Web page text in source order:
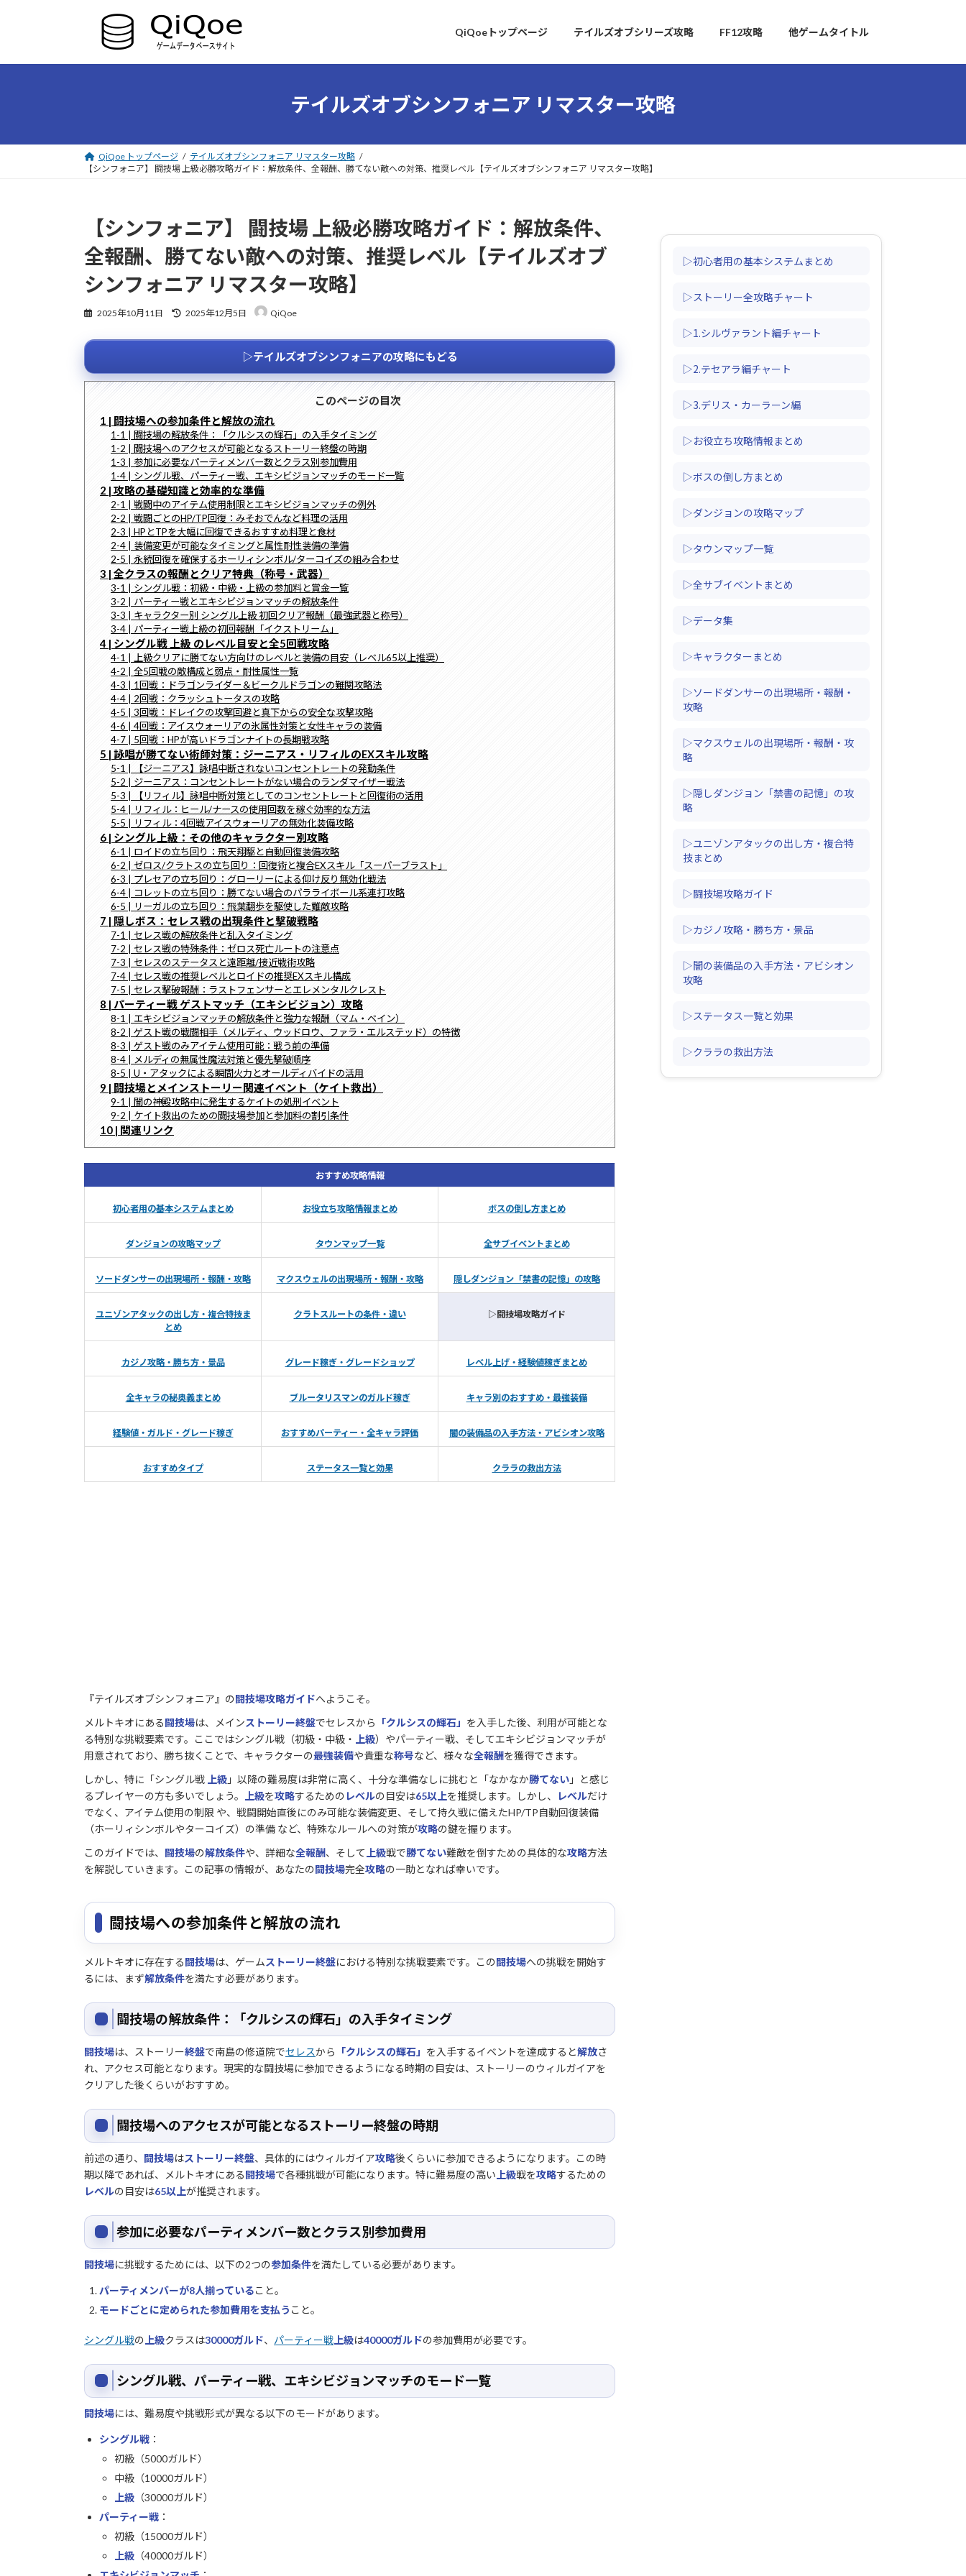
ツ
シ
QiQoeトップページ テイルズオブシリーズ攻略 FF12攻略 他ゲームタイトル
テイルズオブシンフォニア リマスター攻略
QiQoe トップページ
テイルズオブシンフォニア リマスター攻略
【シンフォニア】 闘技場 上級必勝攻略ガイド：解放条件、全報酬、勝てない敵への対策、推奨レベル【テイルズオブシンフォニア リマスター攻略】
【シンフォニア】 闘技場 上級必勝攻略ガイド：解放条件、
全報酬、勝てない敵への対策、推奨レベル【テイルズオブ
シンフォニア リマスター攻略】
2025年10月11日
最
時
:
2025年12月5日 QiQoe
▷テイルズオブシンフォニアの攻略にもどる
このページの目次
1 | 闘技場への参加条件と解放の流れ
1-1 | 闘技場の解放条件：「クルシスの輝石」の入手タイミング
1-2 | 闘技場へのアクセスが可能となるストーリー終盤の時期
1-3 | 参加に必要なパーティメンバー数とクラス別参加費用
1-4 | シングル戦、パーティー戦、エキシビジョンマッチのモード一覧
2 | 攻略の基礎知識と効率的な準備
2-1 | 戦闘中のアイテム使用制限とエキシビジョンマッチの例外
2-2 | 戦闘ごとのHP/TP回復：みそおでんなど料理の活用
2-3 | HPとTPを大幅に回復できるおすすめ料理と食材
2-4 | 装備変更が可能なタイミングと属性耐性装備の準備
2-5 | 永続回復を確保するホーリィシンボル/ターコイズの組み合わせ
3 | 全クラスの報酬とクリア特典（称号・武器）
3-1 | シングル戦：初級・中級・上級の参加料と賞金一覧
3-2 | パーティー戦とエキシビジョンマッチの解放条件
3-3 | キャラクター別 シングル上級 初回クリア報酬（最強武器と称号）
3-4 | パーティー戦上級の初回報酬「イクストリーム」
4 | シングル戦 上級 のレベル目安と全5回戦攻略
4-1 | 上級クリアに勝てない方向けのレベルと装備の目安（レベル65以上推奨）
4-2 | 全5回戦の敵構成と弱点・耐性属性一覧
4-3 | 1回戦：ドラゴンライダー＆ビークルドラゴンの難関攻略法
4-4 | 2回戦：クラッシュトータスの攻略
4-5 | 3回戦：ドレイクの攻撃回避と真下からの安全な攻撃攻略
4-6 | 4回戦：アイスウォーリアの氷属性対策と女性キャラの装備
4-7 | 5回戦：HPが高いドラゴンナイトの長期戦攻略
5 | 詠唱が勝てない術師対策：ジーニアス・リフィルのEXスキル攻略
5-1 | 【ジーニアス】詠唱中断されないコンセントレートの発動条件
5-2 | ジーニアス：コンセントレートがない場合のランダマイザー戦法
5-3 | 【リフィル】詠唱中断対策としてのコンセントレートと回復術の活用
5-4 | リフィル：ヒール/ナースの使用回数を稼ぐ効率的な方法
5-5 | リフィル：4回戦アイスウォーリアの無効化装備攻略
6 | シングル上級：その他のキャラクター別攻略
6-1 | ロイドの立ち回り：飛天翔駆と自動回復装備攻略
6-2 | ゼロス/クラトスの立ち回り：回復術と複合EXスキル「スーパーブラスト」
6-3 | プレセアの立ち回り：グローリーによる仰け反り無効化戦法
6-4 | コレットの立ち回り：勝てない場合のパラライボール系連打攻略
6-5 | リーガルの立ち回り：飛葉翻歩を駆使した難敵攻略
7 | 隠しボス：セレス戦の出現条件と撃破戦略
7-1 | セレス戦の解放条件と乱入タイミング
7-2 | セレス戦の特殊条件：ゼロス死亡ルートの注意点
7-3 | セレスのステータスと遠距離/接近戦術攻略
7-4 | セレス戦の推奨レベルとロイドの推奨EXスキル構成
7-5 | セレス撃破報酬：ラストフェンサーとエレメンタルクレスト
8 | パーティー戦 ゲストマッチ（エキシビジョン）攻略
8-1 | エキシビジョンマッチの解放条件と強力な報酬（マム・ベイン）
8-2 | ゲスト戦の戦闘相手（メルディ、ウッドロウ、ファラ・エルステッド）の特徴
8-3 | ゲスト戦のみアイテム使用可能：戦う前の準備
8-4 | メルディの無属性魔法対策と優先撃破順序
8-5 | U・アタックによる瞬間火力とオールディバイドの活用
9 | 闘技場とメインストーリー関連イベント（ケイト救出）
9-1 | 闇の神殿攻略中に発生するケイトの処刑イベント
9-2 | ケイト救出のための闘技場参加と参加料の割引条件
10 | 関連リンク
おすすめ攻略情報
初心者用の基本システムまとめ お役立ち攻略情報まとめ ボスの倒し方まとめ
ダンジョンの攻略マップ タウンマップ一覧 全サブイベントまとめ
ソードダンサーの出現場所・報酬・攻略 マクスウェルの出現場所・報酬・攻略 隠しダンジョン「禁書の記憶」の攻略
ユニゾンアタックの出し方・複合特技ま
とめ
クラトスルートの条件・違い ▷闘技場攻略ガイド
カジノ攻略・勝ち方・景品 グレード稼ぎ・グレードショップ レベル上げ・経験値稼ぎまとめ
全キャラの秘奥義まとめ ブルータリスマンのガルド稼ぎ キャラ別のおすすめ・最強装備
経験値・ガルド・グレード稼ぎ おすすめパーティー・全キャラ評価 闇の装備品の入手方法・アビシオン攻略
おすすめタイプ ステータス一覧と効果 クララの救出方法
『テイルズオブシンフォニア』の闘技場攻略ガイドへようこそ。
メルトキオにある闘技場は、メインストーリー終盤でセレスから 「クルシスの輝石」 を入手した後、利用が可能とな
る特別な挑戦要素です。ここではシングル戦（初級・中級・
上級）やパーティー戦、そしてエキシビジョンマッチが
用意されており、勝ち抜くことで、キャラクターの最強装備や貴重な称号など、様々な全報酬を獲得できます。
しかし、特に「シングル戦 上級 」以降の難易度は非常に高く、十分な準備なしに挑むと「なかなか勝てない 」と感じ
るプレイヤーの方も多いでしょう。
上級を攻略するための レベルの目安は65以上を推奨します。しかし、 レベルだけ
でなく、アイテム使用の制限 や、戦闘開始直後にのみ可能な装備変更、そして持久戦に備えたHP/TP自動回復装備
（ホーリィシンボルやターコイズ）の準備 など、特殊なルールへの対策が攻略の鍵を握ります。
このガイドでは、 闘技場の解放条件や、詳細な全報酬、そして 上級戦で勝てない難敵を倒すための具体的な攻略方法
を解説していきます。この記事の情報が、あなたの闘技場完全攻略の一助となれば幸いです。
闘技場への参加条件と解放の流れ
メルトキオに存在する闘技場は、ゲームストーリー終盤における特別な挑戦要素です。この闘技場への挑戦を開始す
るには、まず解放条件を満たす必要があります。
闘技場の解放条件：「クルシスの輝石」の入手タイミング
闘技場は、ストーリー終盤で南島の修道院でセレスから 「クルシスの輝石」 を入手するイベントを達成すると解放さ
れ、アクセス可能となります。現実的な闘技場に参加できるようになる時期の目安は、ストーリーのウィルガイアを
クリアした後くらいがおすすめ。
闘技場へのアクセスが可能となるストーリー終盤の時期
前述の通り、 闘技場はストーリー終盤、具体的にはウィルガイア攻略後くらいに参加できるようになります。この時
期以降であれば、メルトキオにある闘技場で各種挑戦が可能になります。特に難易度の高い 上級戦を攻略するための
レベルの目安は65以上が推奨されます。
参加に必要なパーティメンバー数とクラス別参加費用
闘技場に挑戦するためには、以下の2つの参加条件を満たしている必要があります。
パーティメンバーが8人揃っていること。
モードごとに定められた参加費用を支払う こと。
シングル戦の 上級クラスは30000ガルド、 パーティー戦 上級は40000ガルドの参加費用が必要です。
シングル戦、パーティー戦、エキシビジョンマッチのモード一覧
闘技場には、難易度や挑戦形式が異なる以下のモードがあります。
シングル戦 ：
初級（5000ガルド）
中級（10000ガルド）
上級 （30000ガルド）
パーティー戦 ：
初級（15000ガルド）
上級 （40000ガルド）
▷初心者用の基本システムまとめ
▷ストーリー全攻略チャート
▷1.シルヴァラント編チャート
▷2.テセアラ編チャート
▷3.デリス・カーラーン編
▷お役立ち攻略情報まとめ
▷ボスの倒し方まとめ
▷ダンジョンの攻略マップ
▷タウンマップ一覧
▷全サブイベントまとめ
▷データ集
▷キャラクターまとめ
▷ソードダンサーの出現場所・報酬・
攻略
▷マクスウェルの出現場所・報酬・攻
略
▷隠しダンジョン「禁書の記憶」の攻
略
▷ユニゾンアタックの出し方・複合特
技まとめ
▷闘技場攻略ガイド
▷カジノ攻略・勝ち方・景品
▷闇の装備品の入手方法・アビシオン
攻略
▷ステータス一覧と効果
▷クララの救出方法